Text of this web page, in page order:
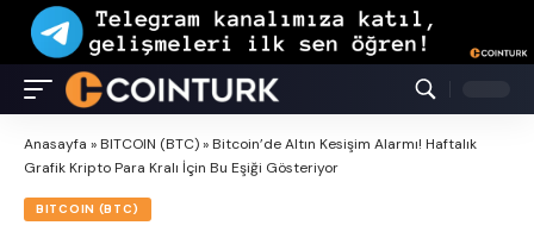
Anasayfa »BITCOIN (BTC)»Bitcoin’de Altın Kesişim Alarmı! Haftalık
Grafik Kripto Para Kralı İçin Bu Eşiği Gösteriyor
BITCOIN (BTC)